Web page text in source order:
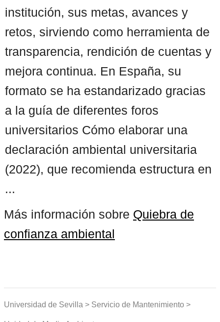
institución, sus metas, avances y
retos, sirviendo como herramienta de
transparencia, rendición de cuentas y
mejora continua. En España, su
formato se ha estandarizado gracias
a la guía de diferentes foros
universitarios Cómo elaborar una
declaración ambiental universitaria
(2022), que recomienda estructura en
...
Más información sobre Quiebra de
confianza ambiental
Universidad de Sevilla > Servicio de Mantenimiento >